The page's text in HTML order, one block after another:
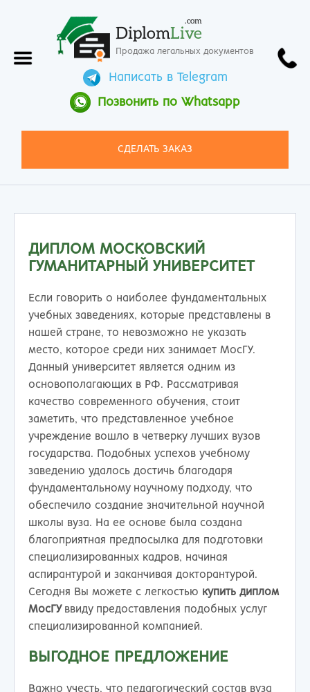
DiplomLive
.com
Продажа легальных документов
Написать в Telegram
Позвонить по Whatsapp
СДЕЛАТЬ ЗАКАЗ
ДИПЛОМ МОСКОВСКИЙ
ГУМАНИТАРНЫЙ УНИВЕРСИТЕТ
Если говорить о наиболее фундаментальных
учебных заведениях, которые представлены в
нашей стране, то невозможно не указать
место, которое среди них занимает МосГУ.
Данный университет является одним из
основополагающих в РФ. Рассматривая
качество современного обучения, стоит
заметить, что представленное учебное
учреждение вошло в четверку лучших вузов
государства. Подобных успехов учебному
заведению удалось достичь благодаря
фундаментальному научному подходу, что
обеспечило создание значительной научной
школы вуза. На ее основе была создана
благоприятная предпосылка для подготовки
специализированных кадров, начиная
аспирантурой и заканчивая докторантурой.
Сегодня Вы можете с легкостью купить диплом
МосГУ ввиду предоставления подобных услуг
специализированной компанией.
ВЫГОДНОЕ ПРЕДЛОЖЕНИЕ
Важно учесть, что педагогический состав вуза